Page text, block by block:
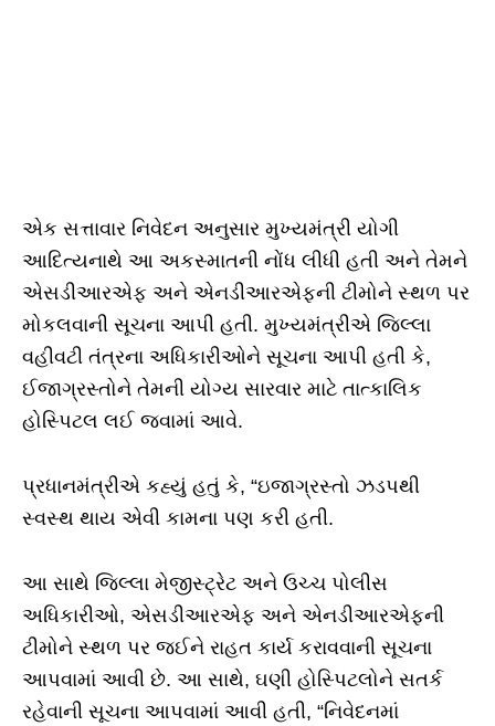
એક સત્તાવાર નિવેદન અનુસાર મુખ્યમંત્રી યોગી
આદિત્યનાથે આ અકસ્માતની નોંધ લીધી હતી અને તેમને
એસડીઆરએફ અને એનડીઆરએફની ટીમોને સ્થળ પર
મોકલવાની સૂચના આપી હતી. મુખ્યમંત્રીએ જિલ્લા
વહીવટી તંત્રના અધિકારીઓને સૂચના આપી હતી કે,
ઈજાગ્રસ્તોને તેમની યોગ્ય સારવાર માટે તાત્કાલિક
હોસ્પિટલ લઈ જવામાં આવે.
પ્રધાનમંત્રીએ કહ્યું હતું કે, “ઇજાગ્રસ્તો ઝડપથી
સ્વસ્થ થાય એવી કામના પણ કરી હતી.
આ સાથે જિલ્લા મેજીસ્ટ્રેટ અને ઉચ્ચ પોલીસ
અધિકારીઓ, એસડીઆરએફ અને એનડીઆરએફની
ટીમોને સ્થળ પર જઈને રાહત કાર્ય કરાવવાની સૂચના
આપવામાં આવી છે. આ સાથે, ઘણી હોસ્પિટલોને સતર્ક
રહેવાની સૂચના આપવામાં આવી હતી, “નિવેદનમાં